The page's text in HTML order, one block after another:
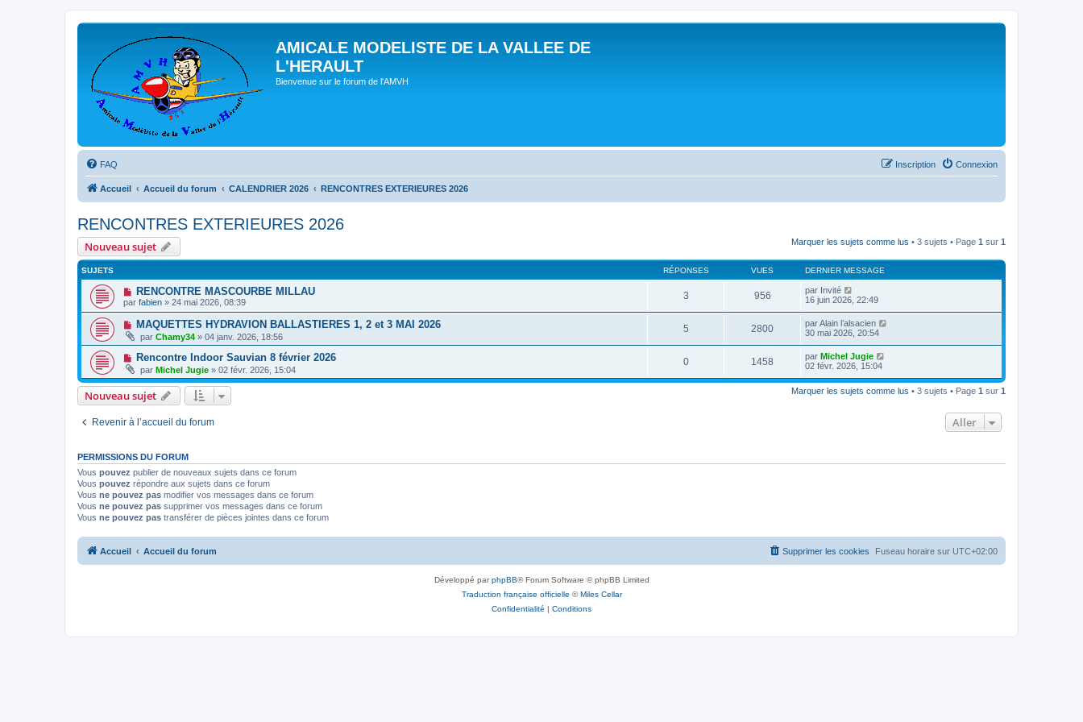
AMICALE MODELISTE DE LA VALLEE DE
L'HERAULT
Bienvenue sur le forum de l'AMVH
FAQ Connexion
Inscription
Accueil Accueil du forum CALENDRIER 2026 RENCONTRES EXTERIEURES 2026
RENCONTRES EXTERIEURES 2026
Nouveau sujet Marquer les sujets comme lus • 3 sujets • Page 1 sur 1
SUJETS RÉPONSES VUES DERNIER MESSAGE
RENCONTRE MASCOURBE MILLAU
par fabien » 24 mai 2026, 08:39
3 956 par Invité
16 juin 2026, 22:49
MAQUETTES HYDRAVION BALLASTIERES 1, 2 et 3 MAI 2026
par Chamy34 » 04 janv. 2026, 18:56
5 2800 parAlain l’alsacien
30 mai 2026, 20:54
Rencontre Indoor Sauvian 8 février 2026
par Michel Jugie » 02 févr. 2026, 15:04
0 1458 par Michel Jugie
02 févr. 2026, 15:04
Nouveau sujet Marquer les sujets comme lus • 3 sujets • Page 1 sur 1
Revenir à l’accueil du forum Aller
PERMISSIONS DU FORUM
Vous pouvez publier de nouveaux sujets dans ce forum
Vous pouvez répondre aux sujets dans ce forum
Vous ne pouvez pas modifier vos messages dans ce forum
Vous ne pouvez pas supprimer vos messages dans ce forum
Vous ne pouvez pas transférer de pièces jointes dans ce forum
Accueil Accueil du forum Fuseau horaire sur UTC+02:00
Supprimer les cookies
Développé parphpBB® Forum Software © phpBB Limited
Traduction française officielle ©Miles Cellar
Confidentialité | Conditions